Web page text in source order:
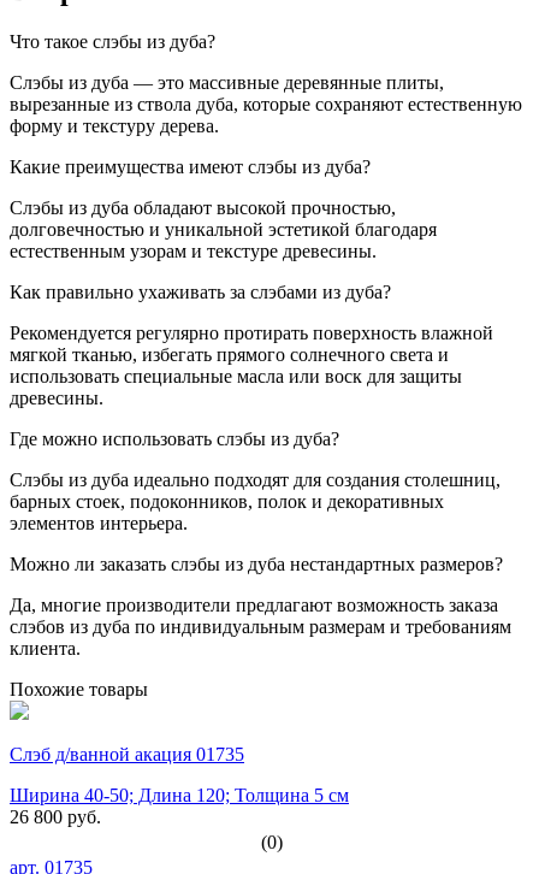
Что такое слэбы из дуба?
Слэбы из дуба — это массивные деревянные плиты,
вырезанные из ствола дуба, которые сохраняют естественную
форму и текстуру дерева.
Какие преимущества имеют слэбы из дуба?
Слэбы из дуба обладают высокой прочностью,
долговечностью и уникальной эстетикой благодаря
естественным узорам и текстуре древесины.
Как правильно ухаживать за слэбами из дуба?
Рекомендуется регулярно протирать поверхность влажной
мягкой тканью, избегать прямого солнечного света и
использовать специальные масла или воск для защиты
древесины.
Где можно использовать слэбы из дуба?
Слэбы из дуба идеально подходят для создания столешниц,
барных стоек, подоконников, полок и декоративных
элементов интерьера.
Можно ли заказать слэбы из дуба нестандартных размеров?
Да, многие производители предлагают возможность заказа
слэбов из дуба по индивидуальным размерам и требованиям
клиента.
Похожие товары
Слэб д/ванной акация 01735
Ширина 40-50; Длина 120; Толщина 5 см
26 800 руб.
(0)
арт. 01735